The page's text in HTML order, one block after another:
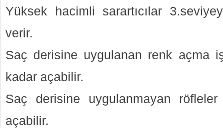
Yüksek hacimli sarartıcılar
verir.
Saç derisine uygulanan renk açma
kadar açabilir.
Saç derisine uygulanmayan
açabilir.